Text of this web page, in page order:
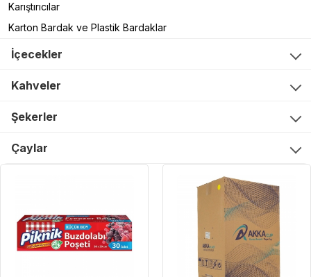
Karıştırıcılar
Karton Bardak ve Plastik Bardaklar
İçecekler
Kahveler
Şekerler
Çaylar